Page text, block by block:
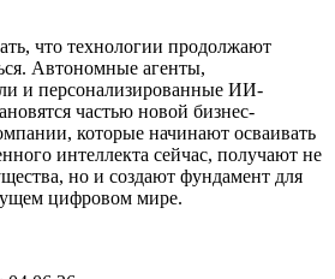
что технологии продолжают
Автономные агенты,
и персонализированные ИИ-
частью новой бизнес-
которые начинают осваивать
интеллекта сейчас, получают не
но и создают фундамент для
цифровом мире.